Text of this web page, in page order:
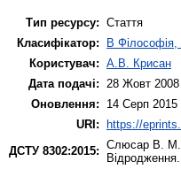
Тип ресурсу: Стаття
Класифікатор:
B Філософія,
Користувач: А.В. Крисан
Дата подачі:
28 Жовт
Оновлення:
14 Серп 2015
URI: https://
ДСТУ 8302:2015: Слюсар В. М.
Відродження.